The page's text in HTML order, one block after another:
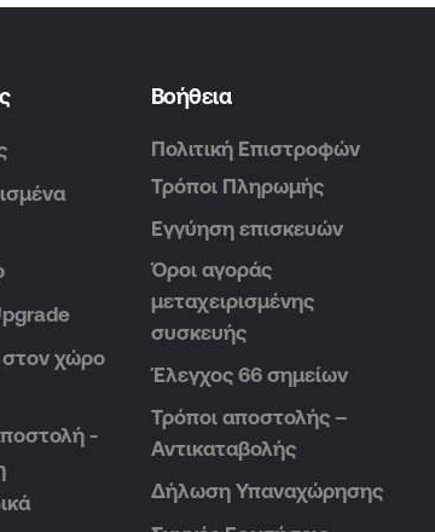
στον χώρο
-
Βοήθεια
Πολιτική Επιστροφών
Τρόποι Πληρωμής
Εγγύηση επισκευών
Όροι αγοράς
μεταχειρισμένης
συσκευής
Έλεγχος 66 σημείων
Τρόποι αποστολής –
Αντικαταβολής
Δήλωση Υπαναχώρησης